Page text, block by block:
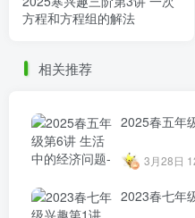
方程和方程组的解法
相关推荐
2025春五年
3月28日
2023春七年